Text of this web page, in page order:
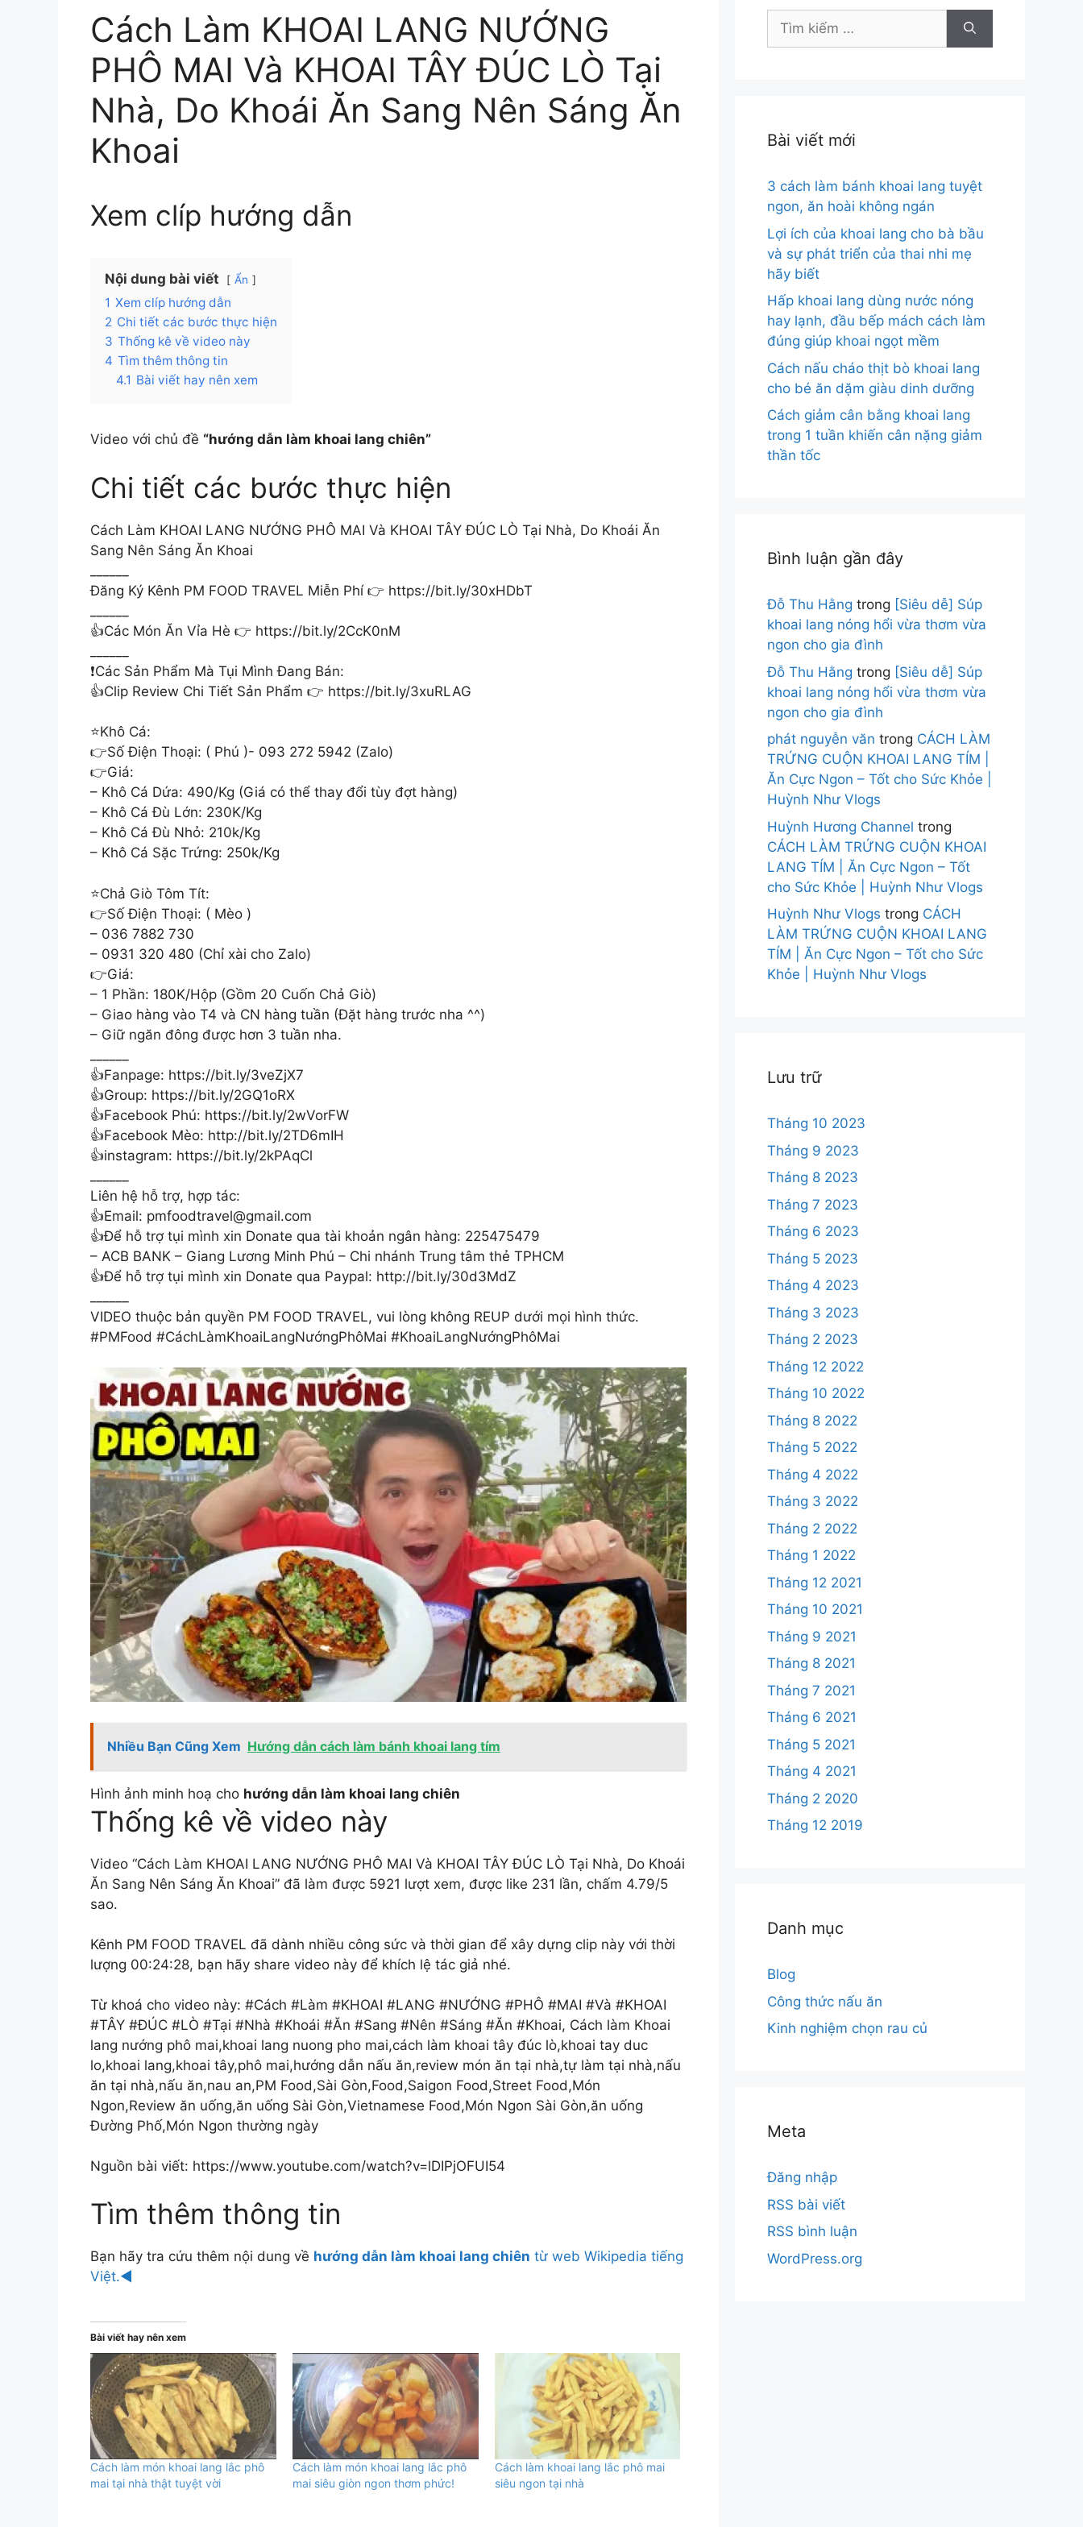
Cách Làm KHOAI LANG NƯỚNG
PHÔ MAI Và KHOAI TÂY ĐÚC LÒ Tại
Nhà, Do Khoái Ăn Sang Nên Sáng Ăn
Khoai
Xem clíp hướng dẫn
Nội dung bài viết Ẩn
1 Xem clíp hướng dẫn
2 Chi tiết các bước thực hiện
3 Thống kê về video này
4 Tìm thêm thông tin
4.1 Bài viết hay nên xem
Video với chủ đề “hướng dẫn làm khoai lang chiên”
Chi tiết các bước thực hiện
Cách Làm KHOAI LANG NƯỚNG PHÔ MAI Và KHOAI TÂY ĐÚC LÒ Tại Nhà, Do Khoái Ăn
Sang Nên Sáng Ăn Khoai
Đăng Ký Kênh PM FOOD TRAVEL Miễn Phí 👉 https://bit.ly/30xHDbT
👍Các Món Ăn Vỉa Hè 👉 https://bit.ly/2CcK0nM
❗Các Sản Phẩm Mà Tụi Mình Đang Bán:
👍Clip Review Chi Tiết Sản Phẩm 👉 https://bit.ly/3xuRLAG
⭐️Khô Cá:
👉Số Điện Thoại: ( Phú )- 093 272 5942 (Zalo)
👉Giá:
– Khô Cá Dứa: 490/Kg (Giá có thể thay đổi tùy đợt hàng)
– Khô Cá Đù Lớn: 230K/Kg
– Khô Cá Đù Nhỏ: 210k/Kg
– Khô Cá Sặc Trứng: 250k/Kg
⭐️Chả Giò Tôm Tít:
👉Số Điện Thoại: ( Mèo )
– 036 7882 730
– 0931 320 480 (Chỉ xài cho Zalo)
👉Giá:
– 1 Phần: 180K/Hộp (Gồm 20 Cuốn Chả Giò)
– Giao hàng vào T4 và CN hàng tuần (Đặt hàng trước nha ^^)
– Giữ ngăn đông được hơn 3 tuần nha.
👍Fanpage: https://bit.ly/3veZjX7
👍Group: https://bit.ly/2GQ1oRX
👍Facebook Phú: https://bit.ly/2wVorFW
👍Facebook Mèo: http://bit.ly/2TD6mIH
👍instagram: https://bit.ly/2kPAqCl
Liên hệ hỗ trợ, hợp tác:
👍Email: pmfoodtravel@gmail.com
👍Để hỗ trợ tụi mình xin Donate qua tài khoản ngân hàng: 225475479
– ACB BANK – Giang Lương Minh Phú – Chi nhánh Trung tâm thẻ TPHCM
👍Để hỗ trợ tụi mình xin Donate qua Paypal: http://bit.ly/30d3MdZ
VIDEO thuộc bản quyền PM FOOD TRAVEL, vui lòng không REUP dưới mọi hình thức.
#PMFood #CáchLàmKhoaiLangNướngPhôMai #KhoaiLangNướngPhôMai
Nhiều Bạn Cũng Xem Hướng dẫn cách làm bánh khoai lang tím
Hình ảnh minh hoạ cho hướng dẫn làm khoai lang chiên
Thống kê về video này
Video “Cách Làm KHOAI LANG NƯỚNG PHÔ MAI Và KHOAI TÂY ĐÚC LÒ Tại Nhà, Do Khoái
Ăn Sang Nên Sáng Ăn Khoai” đã làm được 5921 lượt xem, được like 231 lần, chấm 4.79/5
sao.
Kênh PM FOOD TRAVEL đã dành nhiều công sức và thời gian để xây dựng clip này với thời
lượng 00:24:28, bạn hãy share video này để khích lệ tác giả nhé.
Từ khoá cho video này: #Cách #Làm #KHOAI #LANG #NƯỚNG #PHÔ #MAI #Và #KHOAI
#TÂY #ĐÚC #LÒ #Tại #Nhà #Khoái #Ăn #Sang #Nên #Sáng #Ăn #Khoai, Cách làm Khoai
lang nướng phô mai,khoai lang nuong pho mai,cách làm khoai tây đúc lò,khoai tay duc
lo,khoai lang,khoai tây,phô mai,hướng dẫn nấu ăn,review món ăn tại nhà,tự làm tại nhà,nấu
ăn tại nhà,nấu ăn,nau an,PM Food,Sài Gòn,Food,Saigon Food,Street Food,Món
Ngon,Review ăn uống,ăn uống Sài Gòn,Vietnamese Food,Món Ngon Sài Gòn,ăn uống
Đường Phố,Món Ngon thường ngày
Nguồn bài viết: https://www.youtube.com/watch?v=lDIPjOFUI54
Tìm thêm thông tin
Bạn hãy tra cứu thêm nội dung về hướng dẫn làm khoai lang chiên từ web Wikipedia tiếng
Việt.◄
Bài viết hay nên xem
Cách làm món khoai lang lắc phô
mai tại nhà thật tuyệt vời
Cách làm món khoai lang lắc phô
mai siêu giòn ngon thơm phức!
Cách làm khoai lang lắc phô mai
siêu ngon tại nhà
Tìm
Bài viết mới
3 cách làm bánh khoai lang tuyệt
ngon, ăn hoài không ngán
Lợi ích của khoai lang cho bà bầu
và sự phát triển của thai nhi mẹ
hãy biết
Hấp khoai lang dùng nước nóng
hay lạnh, đầu bếp mách cách làm
đúng giúp khoai ngọt mềm
Cách nấu cháo thịt bò khoai lang
cho bé ăn dặm giàu dinh dưỡng
Cách giảm cân bằng khoai lang
trong 1 tuần khiến cân nặng giảm
thần tốc
Bình luận gần đây
Đỗ Thu Hằng trong [Siêu dễ] Súp
khoai lang nóng hổi vừa thơm vừa
ngon cho gia đình
Đỗ Thu Hằng trong [Siêu dễ] Súp
khoai lang nóng hổi vừa thơm vừa
ngon cho gia đình
phát nguyễn văn trong CÁCH LÀM
TRỨNG CUỘN KHOAI LANG TÍM |
Ăn Cực Ngon – Tốt cho Sức Khỏe |
Huỳnh Như Vlogs
Huỳnh Hương Channel trong
CÁCH LÀM TRỨNG CUỘN KHOAI
LANG TÍM | Ăn Cực Ngon – Tốt
cho Sức Khỏe | Huỳnh Như Vlogs
Huỳnh Như Vlogs trong CÁCH
LÀM TRỨNG CUỘN KHOAI LANG
TÍM | Ăn Cực Ngon – Tốt cho Sức
Khỏe | Huỳnh Như Vlogs
Lưu trữ
Tháng 10 2023
Tháng 9 2023
Tháng 8 2023
Tháng 7 2023
Tháng 6 2023
Tháng 5 2023
Tháng 4 2023
Tháng 3 2023
Tháng 2 2023
Tháng 12 2022
Tháng 10 2022
Tháng 8 2022
Tháng 5 2022
Tháng 4 2022
Tháng 3 2022
Tháng 2 2022
Tháng 1 2022
Tháng 12 2021
Tháng 10 2021
Tháng 9 2021
Tháng 8 2021
Tháng 7 2021
Tháng 6 2021
Tháng 5 2021
Tháng 4 2021
Tháng 2 2020
Tháng 12 2019
Danh mục
Blog
Công thức nấu ăn
Kinh nghiệm chọn rau củ
Meta
Đăng nhập
RSS bài viết
RSS bình luận
WordPress.org